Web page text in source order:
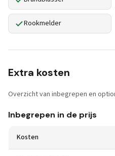
Rookmelder
Extra kosten
Overzicht van inbegrepen en
Inbegrepen in de prijs
Kosten